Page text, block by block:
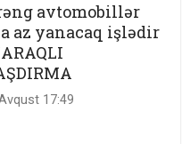
avtomobillər
az yanacaq işlədir
17:49